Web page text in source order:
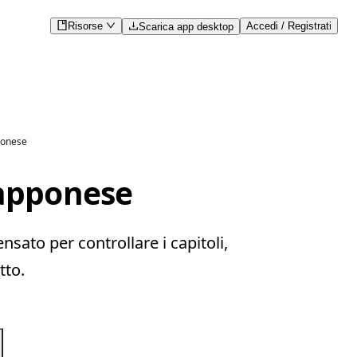
Risorse Scarica app desktop Accedi / Registrati
per controllare i capitoli,